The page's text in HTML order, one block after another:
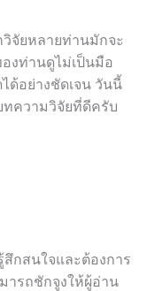
จัยหลายท่านมักจะ
งท่านดูไม่เป็นมือ
ด้อย่างชัดเจน วันนี้
ทความวิจัยที่ดีครับ
กสนใจและต้องการ
ารถชักจูงให้ผู้อ่าน